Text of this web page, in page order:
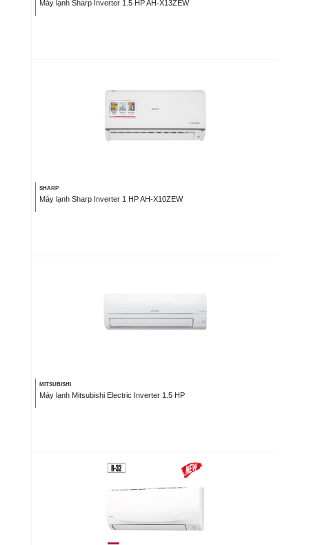
Máy lạnh Sharp Inverter 1.5 HP AH-X13ZEW
SHARP
Máy lạnh Sharp Inverter 1 HP AH-X10ZEW
MITSUBISHI
Máy lạnh Mitsubishi Electric Inverter 1.5 HP